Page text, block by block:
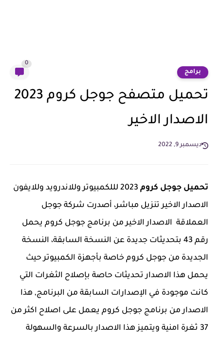
برامج
0
تحميل متصفح جوجل كروم 2023
الاصدار الاخير
ديسمبر 9, 2022
تحميل جوجل كروم
2023 لللكمبيوتر وللاندرويد وللايفون
الاصدار الاخير تنزيل مباشر، أصدرت شركة جوجل
العملاقة الاصدار الاخير من برنامج جوجل كروم يحمل
رقم 43 بتحديثات جديدة عن النسخة السابقة، النسخة
الجديدة من جوجل كروم خاصة بأجهزة الكمبيوتر حيث
يحمل هذا الاصدار تحديثات حاصة بإصلاح الثغرات التي
كانت موجودة في الإصدارات السابقة من البرنامج, هذا
الاصدار من برنامج جوجل كروم يعمل على اصلاح اكثر من
37 ثغرة امنية ويتميز هذا الاصدار بالسرعة والسهولة